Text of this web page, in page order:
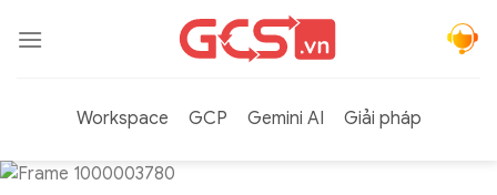
qua
Workspace
GCP Gemini AI Giải pháp